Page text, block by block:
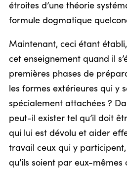
étroites d’une théorie
formule dogmatique
Maintenant, ceci étant
cet enseignement quand il
premières phases de
les formes extérieures qui y
spécialement attachées ?
peut-il exister tel qu’il doit
qui lui est dévolu et aider
travail ceux qui y
qu’ils soient par eux-mêmes